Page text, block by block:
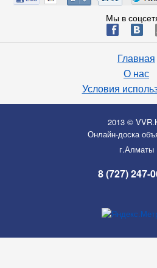
Мы в
ä æ
Главная
О нас
Условия
2013 ©
Онлайн-доска
г.Алматы
8 (727) 247-